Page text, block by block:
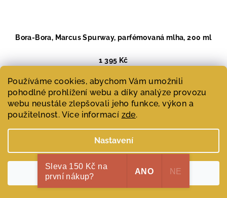
Používáme cookies, abychom Vám umožnili
pohodlné prohlížení webu a díky analýze provozu
webu neustále zlepšovali jeho funkce, výkon a
použitelnost. Více informací zde.
Nastavení
Souhlasím
Bora-Bora, Marcus Spurway, parfémovaná mlha, 200 ml
1 395 Kč
cena:
Skladem(>1 ks)
Sleva 150 Kč na
první nákup?
ANO NE